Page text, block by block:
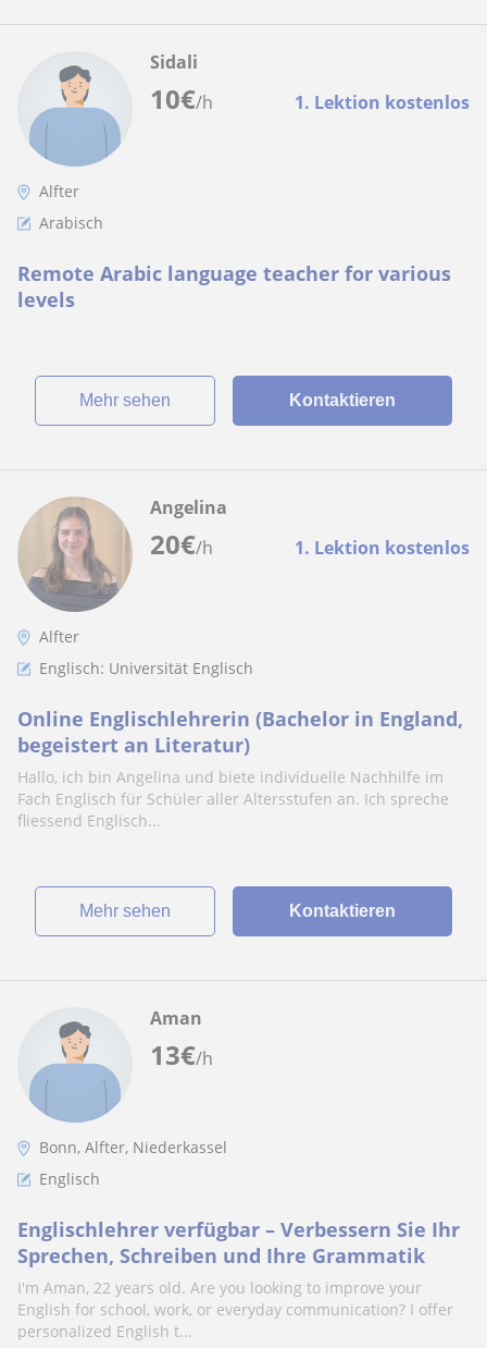
10€/h 1. Lektion kostenlos
Sidali
Alfter
Arabisch
Remote Arabic language teacher for various
levels
Mehr sehen Kontaktieren
20€/h 1. Lektion kostenlos
Angelina
Alfter
Englisch: Universität Englisch
Online Englischlehrerin (Bachelor in England,
begeistert an Literatur)
Hallo, ich bin Angelina und biete individuelle Nachhilfe im
Fach Englisch für Schüler aller Altersstufen an. Ich spreche
fliessend Englisch...
Mehr sehen Kontaktieren
13€/h
Aman
Bonn, Alfter, Niederkassel
Englisch
Englischlehrer verfügbar – Verbessern Sie Ihr
Sprechen, Schreiben und Ihre Grammatik
I'm Aman, 22 years old. Are you looking to improve your
English for school, work, or everyday communication? I offer
personalized English t...